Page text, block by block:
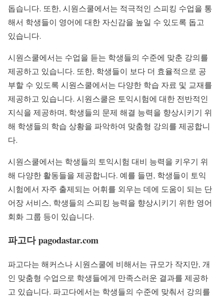
돕습니다. 또한, 시원스쿨에서는 적극적인 스피킹 수업을 통
해서 학생들이 영어에 대한 자신감을 높일 수 있도록 돕고
있습니다.
시원스쿨에서는 수업을 듣는 학생들의 수준에 맞춘 강의를
제공하고 있습니다. 또한, 학생들이 보다 더 효율적으로 공
부할 수 있도록 시원스쿨에서는 다양한 학습 자료 및 교재를
제공하고 있습니다. 시원스쿨은 토익시험에 대한 전반적인
지식을 제공하며, 학생들의 문제 해결 능력을 향상시키기 위
해 학생들의 학습 상황을 파악하여 맞춤형 강의를 제공합니
다.
시원스쿨에서는 학생들의 토익시험 대비 능력을 키우기 위
해 다양한 활동들을 제공합니다. 예를 들면, 학생들이 토익
시험에서 자주 출제되는 어휘를 외우는 데에 도움이 되는 단
어장 서비스, 학생들의 스피킹 능력을 향상시키기 위한 영어
회화 그룹 등이 있습니다.
파고다 pagodastar.com
파고다는 해커스나 시원스쿨에 비해서는 규모가 작지만, 개
인 맞춤형 수업으로 학생들에게 만족스러운 결과를 제공하
고 있습니다. 파고다에서는 학생들의 수준에 맞춰서 강의를